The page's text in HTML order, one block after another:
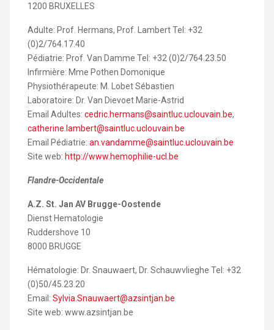
1200 BRUXELLES
Adulte: Prof. Hermans, Prof. Lambert Tel: +32
(0)2/764.17.40
Pédiatrie: Prof. Van Damme Tel: +32 (0)2/764.23.50
Infirmière: Mme Pothen Domonique
Physiothérapeute: M. Lobet Sébastien
Laboratoire: Dr. Van Dievoet Marie-Astrid
Email Adultes: cedric.hermans@saintluc.uclouvain.be,
catherine.lambert@saintluc.uclouvain.be
Email Pédiatrie: an.vandamme@saintluc.uclouvain.be
Site web: http://www.hemophilie-ucl.be
Flandre-Occidentale
A.Z. St. Jan AV Brugge-Oostende
Dienst Hematologie
Ruddershove 10
8000 BRUGGE
Hématologie: Dr. Snauwaert, Dr. Schauwvlieghe Tel: +32
(0)50/45.23.20
Email: Sylvia.Snauwaert@azsintjan.be
Site web: www.azsintjan.be